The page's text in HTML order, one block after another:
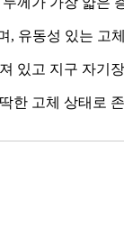
, 유동성 있는 고
있고 지구 자기
한 고체 상태로